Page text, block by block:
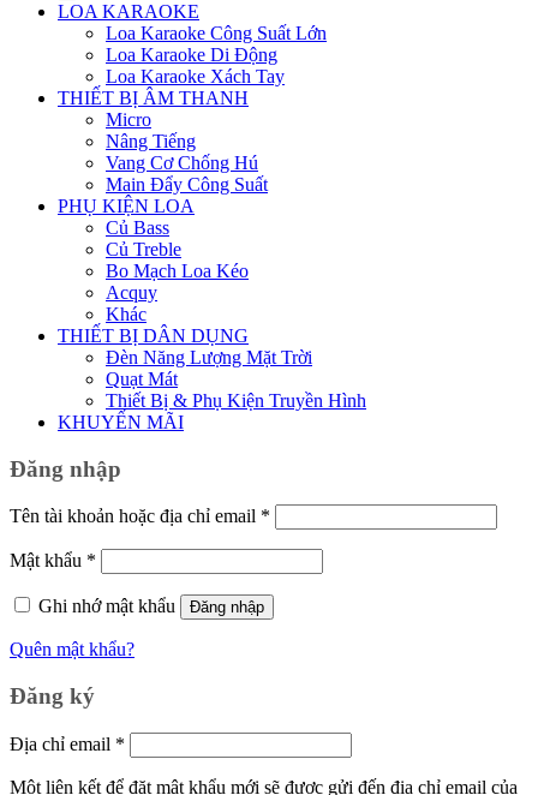
LOA KARAOKE
Loa Karaoke Công Suất Lớn
Loa Karaoke Di Động
Loa Karaoke Xách Tay
THIẾT BỊ ÂM THANH
Micro
Nâng Tiếng
Vang Cơ Chống Hú
Main Đẩy Công Suất
PHỤ KIỆN LOA
Củ Bass
Củ Treble
Bo Mạch Loa Kéo
Acquy
Khác
THIẾT BỊ DÂN DỤNG
Đèn Năng Lượng Mặt Trời
Quạt Mát
Thiết Bị & Phụ Kiện Truyền Hình
KHUYẾN MÃI
Đăng nhập
Tên tài khoản hoặc địa chỉ email *
buộc
Mật khẩu *
buộc
Ghi nhớ mật khẩu
Đăng nhập
Quên mật khẩu?
Đăng ký
Địa chỉ email *
buộc
Một liên kết để đặt mật khẩu mới sẽ được gửi đến địa chỉ email của